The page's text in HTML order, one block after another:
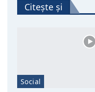
Citește și
Social